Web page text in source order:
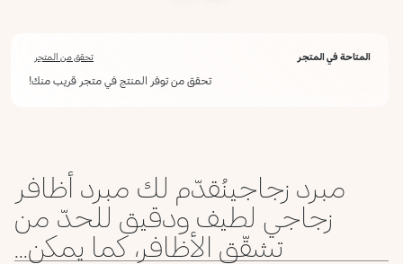
المتاحة في المتجر تحقق من المتجر
تحقق من توفر المنتج في متجر قريب منك!
مبرد زجاجينُقدّم لك مبرد أظافر
زجاجي لطيف ودقيق للحدّ من
تشقّق الأظافر، كما يمكن...